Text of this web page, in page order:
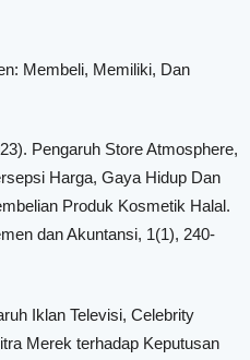
Membeli, Memiliki, Dan
Pengaruh Store Atmosphere,
Harga, Gaya Hidup Dan
Produk Kosmetik Halal.
dan Akuntansi, 1(1), 240-
Iklan Televisi, Celebrity
Merek terhadap Keputusan